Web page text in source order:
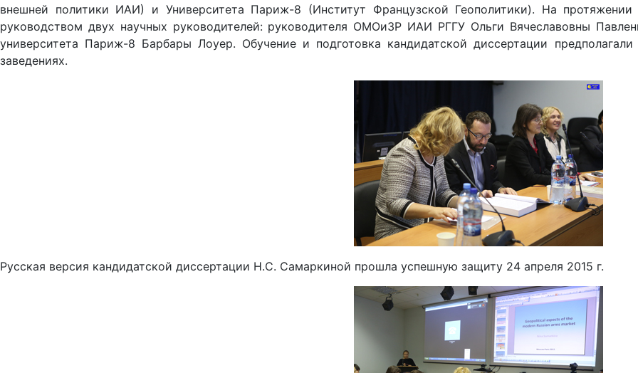
внешней политики ИАИ) и Университета Париж-8 (Институт Французской Геополитики). На
руководством двух научных руководителей: руководителя ОМОиЗР ИАИ РГГУ Ольги Вячеславовны
университета Париж-8 Барбары Лоуер. Обучение и подготовка кандидатской диссертации
заведениях.
Русская версия кандидатской диссертации Н.С. Самаркиной прошла успешную защиту 24 апреля 2015 г.